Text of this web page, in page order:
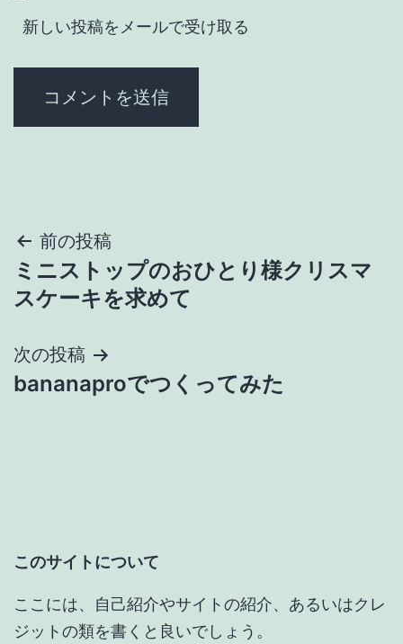
新しい投稿をメールで受け取る
投
稿
ビ
ン
前の投稿
ミニストップのおひとり様クリスマ
スケーキを求めて
次の投稿
bananaproでつくってみた
このサイトについて
ここには、自己紹介やサイトの紹介、あるいはクレ
ジットの類を書くと良いでしょう。